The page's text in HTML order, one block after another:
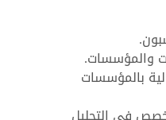
والمؤسسات.
بالمؤسسات